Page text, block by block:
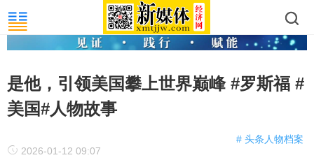
是他，引领美国攀上世界巅峰 #罗斯福 #
美国#人物故事
# 头条人物档案
2026-01-12 09:07